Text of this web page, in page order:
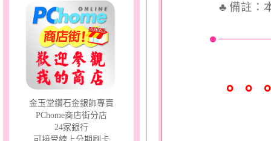
金玉堂鑽石金銀飾專賣
PChome商店街分店
24家銀行
♣ 備註：
。。